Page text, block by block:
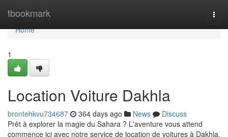
tbookmark
Home
Home
1
Location Voiture Dakhla
brontehkvu734687 364 days ago News
Discuss
Prêt à explorer la magie du Sahara ? L'aventure vous attend
commence ici avec notre service de location de voitures à Dakhla.